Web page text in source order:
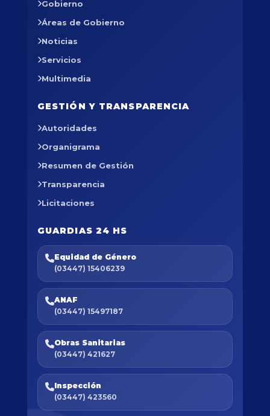
Gobierno
Áreas de Gobierno
Noticias
Servicios
Multimedia
GESTIÓN Y TRANSPARENCIA
Autoridades
Organigrama
Resumen de Gestión
Transparencia
Licitaciones
GUARDIAS 24 HS
Equidad de Género
(03447) 15406239
ANAF
(03447) 15497187
Obras Sanitarias
(03447) 421627
Inspección
(03447) 423560